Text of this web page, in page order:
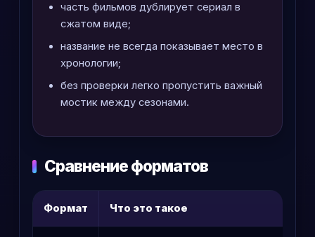
часть фильмов дублирует сериал в
сжатом виде;
название не всегда показывает место в
хронологии;
без проверки легко пропустить важный
мостик между сезонами.
Сравнение форматов
Формат Что это такое